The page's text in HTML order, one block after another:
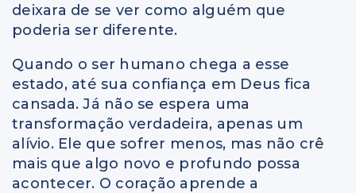
deixara de se ver como alguém que
poderia ser diferente.
Quando o ser humano chega a esse
estado, até sua confiança em Deus fica
cansada. Já não se espera uma
transformação verdadeira, apenas um
alívio. Ele que sofrer menos, mas não crê
mais que algo novo e profundo possa
acontecer. O coração aprende a